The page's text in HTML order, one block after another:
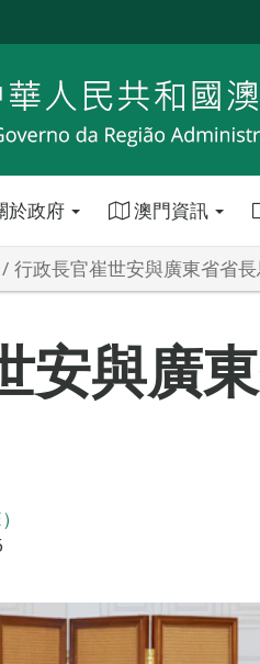
於政府 澳門資訊
行政長官崔世安與廣東省省
安與廣